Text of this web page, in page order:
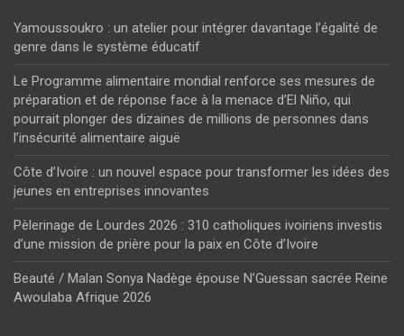
Yamoussoukro : un atelier pour intégrer davantage l’égalité de
genre dans le système éducatif
Le Programme alimentaire mondial renforce ses mesures de
préparation et de réponse face à la menace d’El Niño, qui
pourrait plonger des dizaines de millions de personnes dans
l’insécurité alimentaire aiguë
Côte d’Ivoire : un nouvel espace pour transformer les idées des
jeunes en entreprises innovantes
Pèlerinage de Lourdes 2026 : 310 catholiques ivoiriens investis
d’une mission de prière pour la paix en Côte d’Ivoire
Beauté / Malan Sonya Nadège épouse N’Guessan sacrée Reine
Awoulaba Afrique 2026